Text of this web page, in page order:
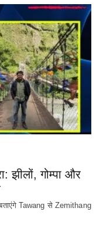
झीलों, गोम्पा और
Tawang से Zemithang